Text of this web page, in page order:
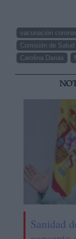
vacunación
Comisión de
Carolina Darias
Sanidad